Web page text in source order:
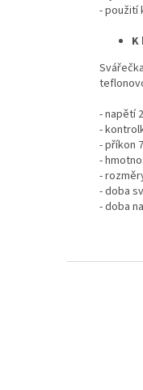
- použití
- napětí
-
- příkon
-
-
- doba
- doba